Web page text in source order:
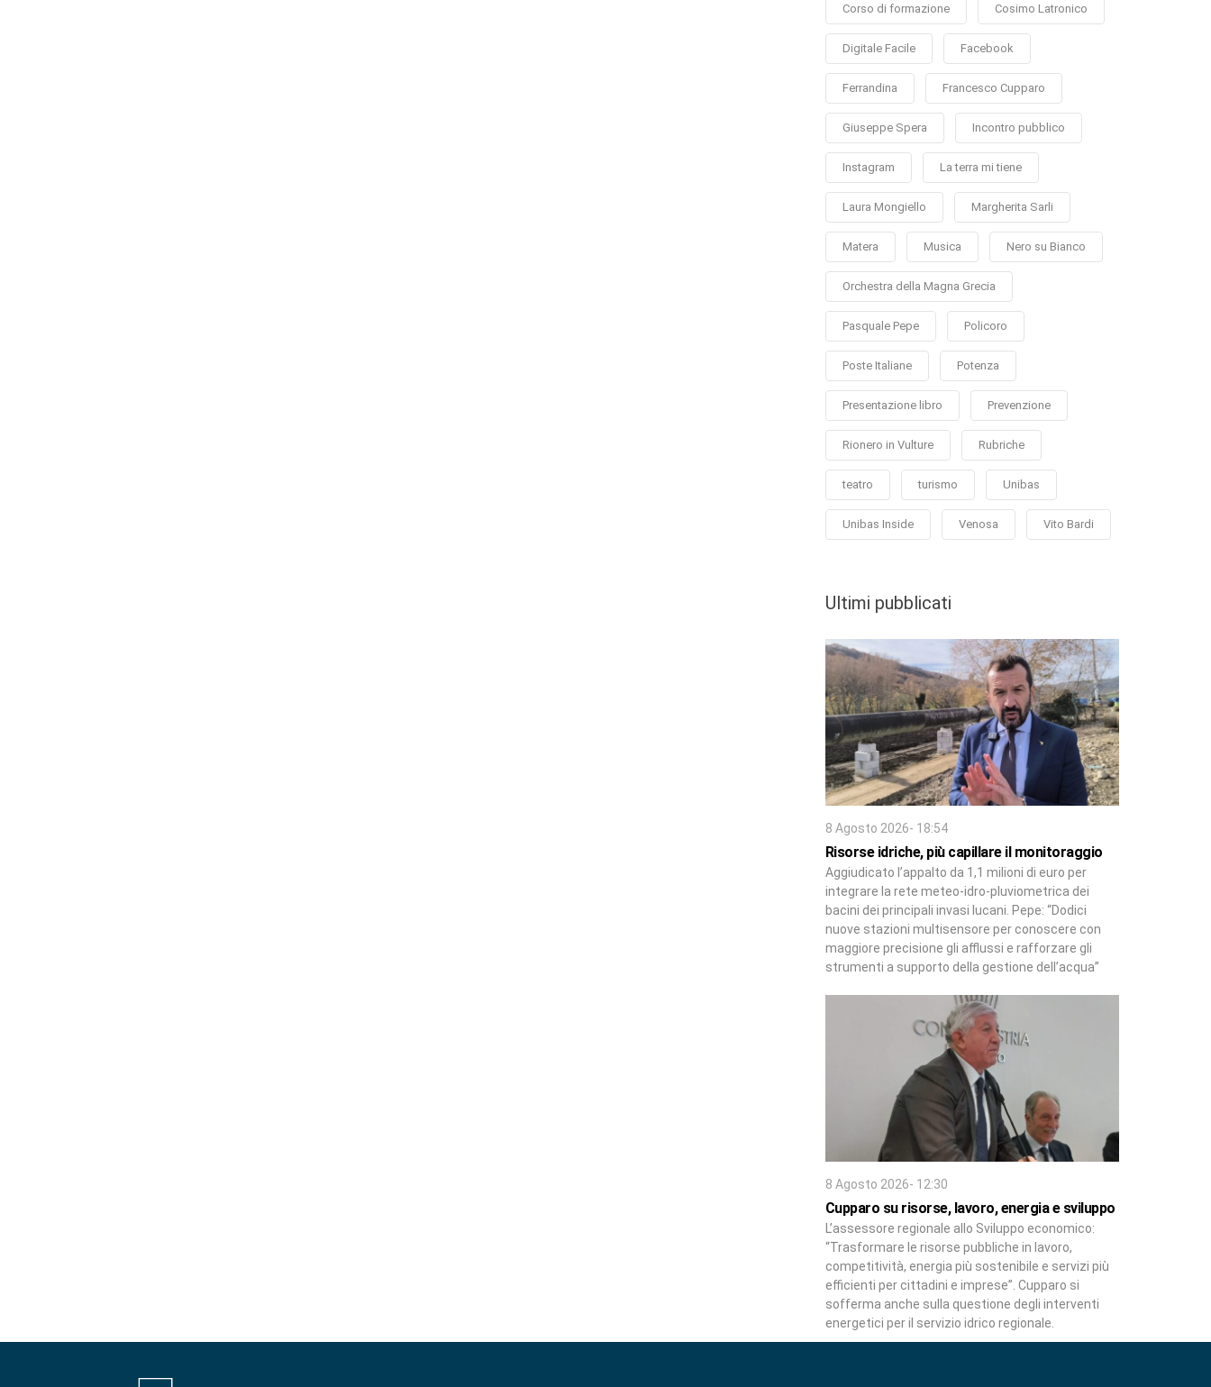
Corso di formazione Cosimo Latronico
Digitale Facile Facebook
Ferrandina Francesco Cupparo
Giuseppe Spera Incontro pubblico
Instagram La terra mi tiene
Laura Mongiello Margherita Sarli
Matera Musica Nero su Bianco
Orchestra della Magna Grecia
Pasquale Pepe Policoro
Poste Italiane Potenza
Presentazione libro Prevenzione
Rionero in Vulture Rubriche
teatro turismo Unibas
Unibas Inside Venosa Vito Bardi
Ultimi pubblicati
8 Agosto 2026- 18:54
Risorse idriche, più capillare il monitoraggio
Aggiudicato l’appalto da 1,1 milioni di euro per
integrare la rete meteo-idro-pluviometrica dei
bacini dei principali invasi lucani. Pepe: “Dodici
nuove stazioni multisensore per conoscere con
maggiore precisione gli afflussi e rafforzare gli
strumenti a supporto della gestione dell’acqua”
8 Agosto 2026- 12:30
Cupparo su risorse, lavoro, energia e sviluppo
L’assessore regionale allo Sviluppo economico:
“Trasformare le risorse pubbliche in lavoro,
competitività, energia più sostenibile e servizi più
efficienti per cittadini e imprese”. Cupparo si
sofferma anche sulla questione degli interventi
energetici per il servizio idrico regionale.